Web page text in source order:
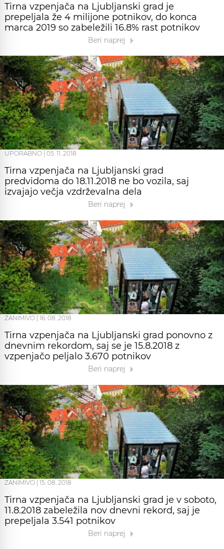
Tirna vzpenjača na Ljubljanski grad je
prepeljala že 4 milijone potnikov, do konca
marca 2019 so zabeležili 16.8% rast potnikov
Beri naprej
UPORABNO 05. 11. 2018
Tirna vzpenjača na Ljubljanski grad
predvidoma do 18.11.2018 ne bo vozila, saj
izvajajo večja vzdrževalna dela
Beri naprej
ZANIMIVO 16. 08. 2018
Tirna vzpenjača na Ljubljanski grad ponovno z
dnevnim rekordom, saj se je 15.8.2018 z
vzpenjačo peljalo 3.670 potnikov
Beri naprej
ZANIMIVO 15. 08. 2018
Tirna vzpenjača na Ljubljanski grad je v soboto,
11.8.2018 zabeležila nov dnevni rekord, saj je
prepeljala 3.541 potnikov
Beri naprej